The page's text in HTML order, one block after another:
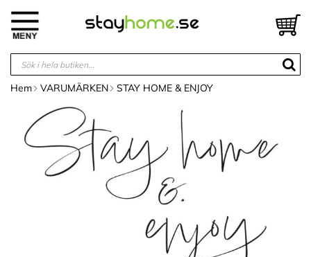
innehållet
Hem VARUMÄRKEN STAY HOME & ENJOY